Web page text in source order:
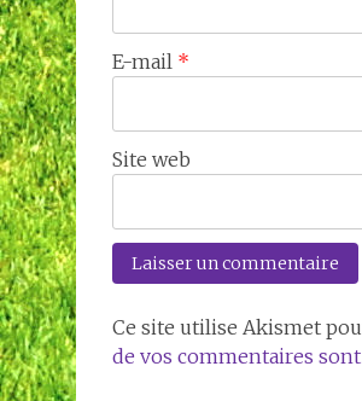
E-mail *
Site web
Ce site utilise Akismet
de vos commentaires